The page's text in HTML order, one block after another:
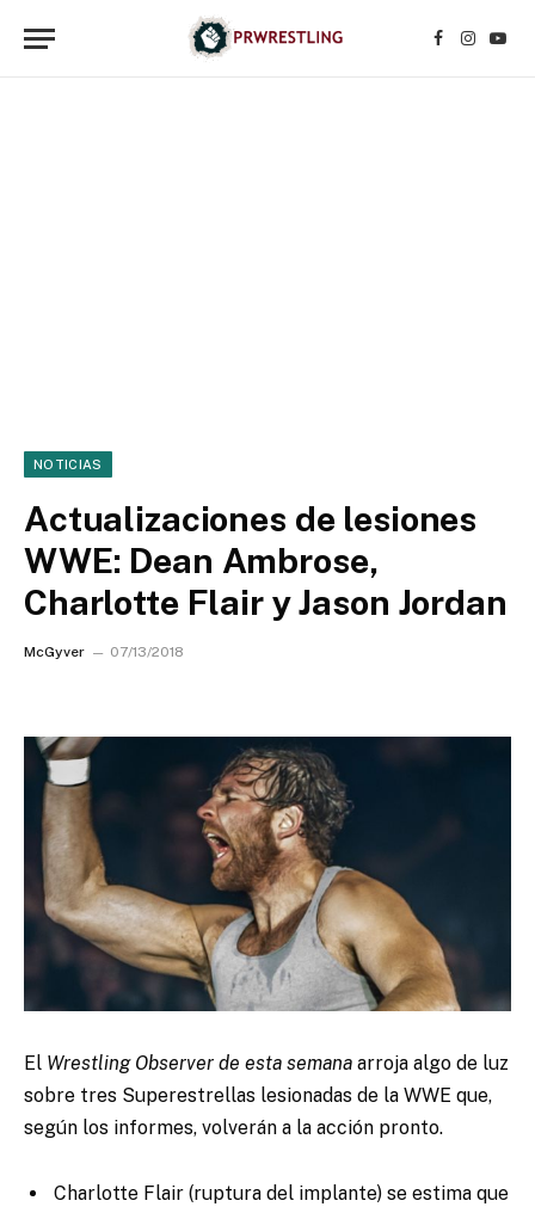
Facebook
NOTICIAS
Actualizaciones de lesiones
WWE: Dean Ambrose,
Charlotte Flair y Jason Jordan
McGyver 07/13/2018
El Wrestling Observer de esta semana arroja algo de luz
sobre tres Superestrellas lesionadas de la WWE que,
según los informes, volverán a la acción pronto.
Charlotte Flair (ruptura del implante) se estima que